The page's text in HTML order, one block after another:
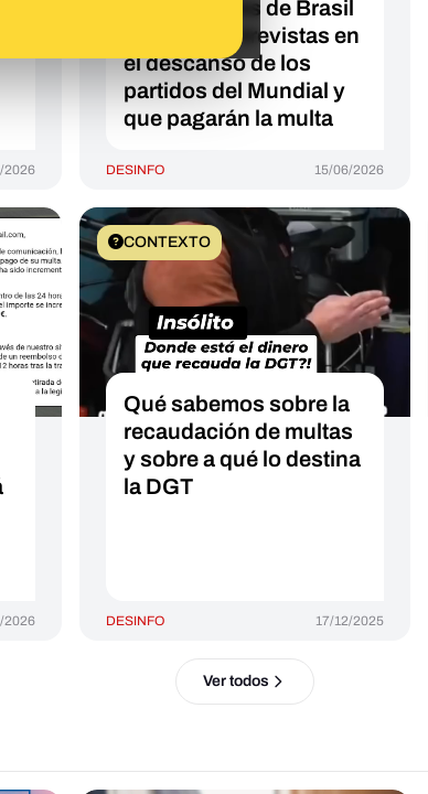
2026
los jugadores de Brasil
no darán entrevistas en
el descanso de los
partidos del Mundial y
que pagarán la multa
DESINFO 15/06/2026
2026
CONTEXTO
Qué sabemos sobre la
recaudación de multas
y sobre a qué lo destina
la DGT
DESINFO 17/12/2025
Ver todos